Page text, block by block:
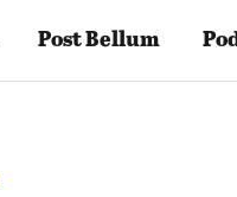
Post Bellum